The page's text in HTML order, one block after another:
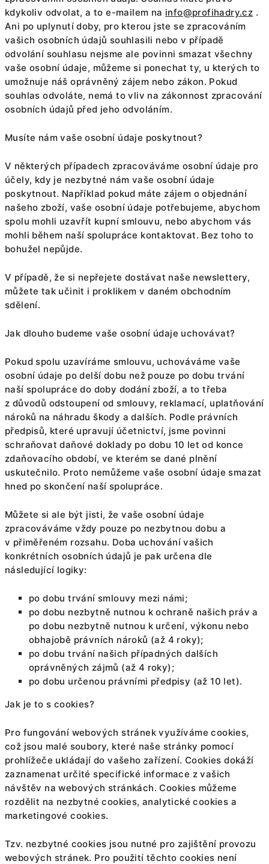
kdykoliv odvolat, a to e-mailem na info@profihadry.cz .
Ani po uplynutí doby, pro kterou jste se zpracováním
vašich osobních údajů souhlasili nebo v případě
odvolání souhlasu nejsme ale povinni smazat všechny
vaše osobní údaje, můžeme si ponechat ty, u kterých to
umožnuje náš oprávněný zájem nebo zákon. Pokud
souhlas odvoláte, nemá to vliv na zákonnost zpracování
osobních údajů před jeho odvoláním.
Musíte nám vaše osobní údaje poskytnout?
V některých případech zpracováváme osobní údaje pro
účely, kdy je nezbytné nám vaše osobní údaje
poskytnout. Například pokud máte zájem o objednání
našeho zboží, vaše osobní údaje potřebujeme, abychom
spolu mohli uzavřít kupní smlouvu, nebo abychom vás
mohli během naší spolupráce kontaktovat. Bez toho to
bohužel nepůjde.
V případě, že si nepřejete dostávat naše newslettery,
můžete tak učinit i proklikem v daném obchodním
sdělení.
Jak dlouho budeme vaše osobní údaje uchovávat?
Pokud spolu uzavíráme smlouvu, uchováváme vaše
osobní údaje po delší dobu než pouze po dobu trvání
naší spolupráce do doby dodání zboží, a to třeba
z důvodů odstoupení od smlouvy, reklamací, uplatňování
nároků na náhradu škody a dalších. Podle právních
předpisů, které upravují účetnictví, jsme povinni
schraňovat daňové doklady po dobu 10 let od konce
zdaňovacího období, ve kterém se dané plnění
uskutečnilo. Proto nemůžeme vaše osobní údaje smazat
hned po skončení naší spolupráce.
Můžete si ale být jisti, že vaše osobní údaje
zpracováváme vždy pouze po nezbytnou dobu a
v přiměřeném rozsahu. Doba uchování vašich
konkrétních osobních údajů je pak určena dle
následující logiky:
po dobu trvání smlouvy mezi námi;
po dobu nezbytně nutnou k ochraně našich práv a
po dobu nezbytně nutnou k určení, výkonu nebo
obhajobě právních nároků (až 4 roky);
po dobu trvání našich případných dalších
oprávněných zájmů (až 4 roky);
po dobu určenou právními předpisy (až 10 let).
Jak je to s cookies?
Pro fungování webových stránek využíváme cookies,
což jsou malé soubory, které naše stránky pomocí
prohlížeče ukládají do vašeho zařízení. Cookies dokáží
zaznamenat určité specifické informace z vašich
návštěv na webových stránkách. Cookies můžeme
rozdělit na nezbytné cookies, analytické cookies a
marketingové cookies.
Tzv. nezbytné cookies jsou nutné pro zajištění provozu
webových stránek. Pro použití těchto cookies není